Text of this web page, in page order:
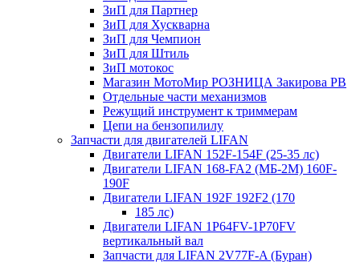
ЗиП для Партнер
ЗиП для Хускварна
ЗиП для Чемпион
ЗиП для Штиль
ЗиП мотокос
Магазин МотоМир РОЗНИЦА Закирова РВ
Отдельные части механизмов
Режущий инструмент к триммерам
Цепи на бензопилилу
Запчасти для двигателей LIFAN
Двигатели LIFAN 152F-154F (25-35 лс)
Двигатели LIFAN 168-FA2 (МБ-2М) 160F-
190F
Двигатели LIFAN 192F 192F2 (170
185 лс)
Двигатели LIFAN 1Р64FV-1Р70FV
вертикальный вал
Запчасти для LIFAN 2V77F-A (Буран)